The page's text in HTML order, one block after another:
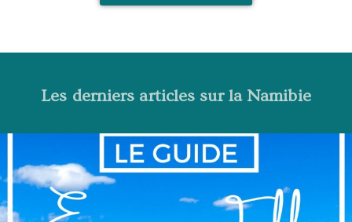
Les derniers articles sur la Namibie